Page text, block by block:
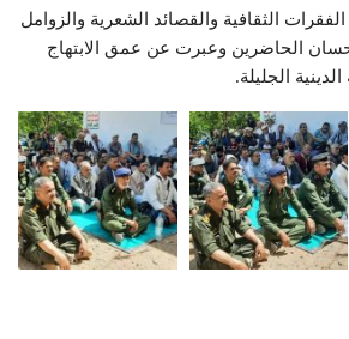
الثقافية والقصائد الشعرية والزوامل
الحاضرين وعبرت عن عمق الابتهاج
الجليلة.